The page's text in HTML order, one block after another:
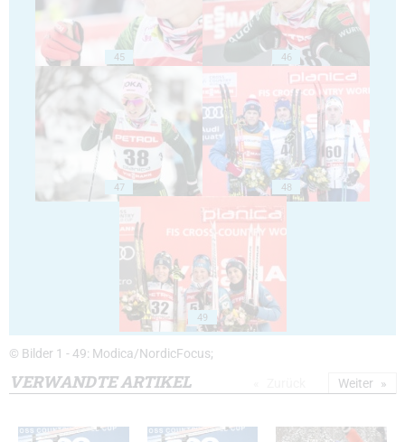
45 46
47 48
49
© Bilder 1 - 49: Modica/NordicFocus;
VERWANDTE ARTIKEL Weiter